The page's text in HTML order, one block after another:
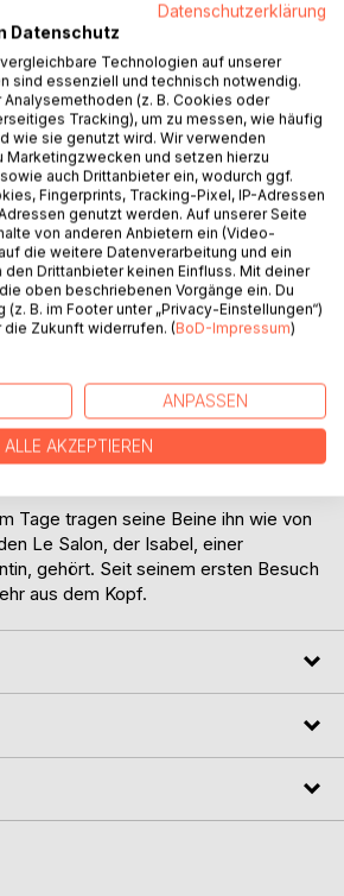
und eigentlich ziemlich
zunehmend erfolgreichen Karriere.
trägt er eine große
Charakters gelingt es ihm
zu meistern. Wenn
einmal zulässt, verlässt er Nürnberg
seinem Hobby, dem Jagen,
Tage tragen seine Beine ihn wie von
Le Salon, der Isabel, einer
gehört. Seit seinem ersten Besuch
aus dem Kopf.
Datenschutzerklärung
Datenschutz
Technologien auf unserer
sind essenziell und technisch notwendig.
(z. B. Cookies oder
Tracking), um zu messen, wie häufig
wie sie genutzt wird. Wir verwenden
Marketingzwecken und setzen hierzu
auch Drittanbieter ein, wodurch ggf.
Fingerprints, Tracking-Pixel, IP-Adressen
genutzt werden. Auf unserer Seite
von anderen Anbietern ein (Video-
die weitere Datenverarbeitung und ein
Drittanbieter keinen Einfluss. Mit deiner
oben beschriebenen Vorgänge ein. Du
B. im Footer unter „Privacy-Einstellungen“)
Zukunft widerrufen. (BoD-Impressum)
ANPASSEN
ALLE AKZEPTIEREN